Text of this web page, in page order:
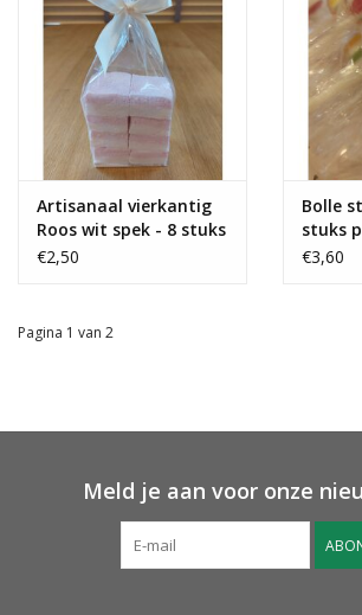
Artisanaal vierkantig
Roos wit spek - 8 stuks
€2,50
Bolle
stuks
€3,60
Pagina 1 van 2
Meld je aan voor onze